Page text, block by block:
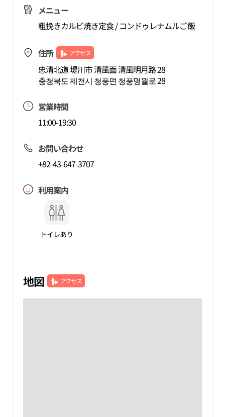
メニュー
粗挽きカルビ焼き定食 / コンドゥレナムルご飯
住所 アクセス
忠清北道 堤川市 清風面 清風明月路 28
충청북도 제천시 청풍면 청풍명월로 28
営業時間
11:00-19:30
お問い合わせ
+82-43-647-3707
利用案内
トイレあり
地図 アクセス